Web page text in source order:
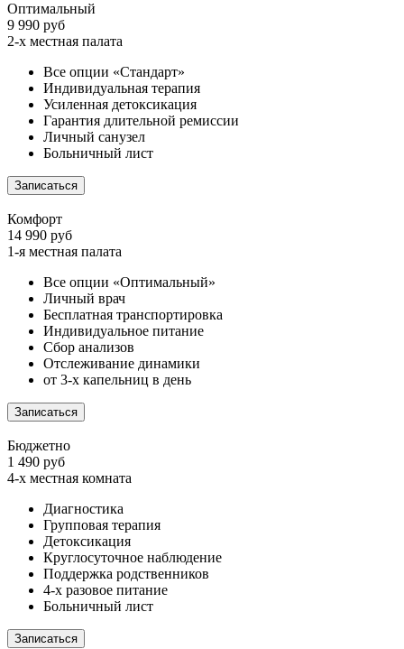
Оптимальный
9 990 руб
2-х местная палата
Все опции «Стандарт»
Индивидуальная терапия
Усиленная детоксикация
Гарантия длительной ремиссии
Личный санузел
Больничный лист
Записаться
Комфорт
14 990 руб
1-я местная палата
Все опции «Оптимальный»
Личный врач
Бесплатная транспортировка
Индивидуальное питание
Сбор анализов
Отслеживание динамики
от 3-х капельниц в день
Записаться
Бюджетно
1 490 руб
4-х местная комната
Диагностика
Групповая терапия
Детоксикация
Круглосуточное наблюдение
Поддержка родственников
4-х разовое питание
Больничный лист
Записаться